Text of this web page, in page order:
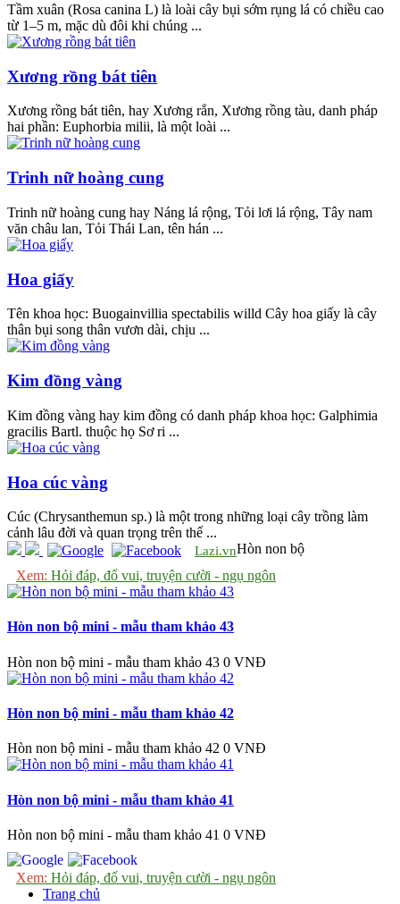
Tầm xuân (Rosa canina L) là loài cây bụi sớm rụng lá có chiều cao
từ 1–5 m, mặc dù đôi khi chúng ...
Xương rồng bát tiên
Xương rồng bát tiên, hay Xương rắn, Xương rồng tàu, danh pháp
hai phần: Euphorbia milii, là một loài ...
Trinh nữ hoàng cung
Trinh nữ hoàng cung hay Náng lá rộng, Tỏi lơi lá rộng, Tây nam
văn châu lan, Tỏi Thái Lan, tên hán ...
Hoa giấy
Tên khoa học: Buogainvillia spectabilis willd Cây hoa giấy là cây
thân bụi song thân vươn dài, chịu ...
Kim đồng vàng
Kim đồng vàng hay kim đồng có danh pháp khoa học: Galphimia
gracilis Bartl. thuộc họ Sơ ri ...
Hoa cúc vàng
Cúc (Chrysanthemun sp.) là một trong những loại cây trồng làm
cảnh lâu đời và quan trọng trên thế ...
Lazi.vn
Xem: Hỏi đáp, đố vui, truyện cười - ngụ ngôn
Hòn non bộ
Hòn non bộ mini - mẫu tham khảo 43
Hòn non bộ mini - mẫu tham khảo 43 0 VNĐ
Hòn non bộ mini - mẫu tham khảo 42
Hòn non bộ mini - mẫu tham khảo 42 0 VNĐ
Hòn non bộ mini - mẫu tham khảo 41
Hòn non bộ mini - mẫu tham khảo 41 0 VNĐ
Xem: Hỏi đáp, đố vui, truyện cười - ngụ ngôn
Trang chủ